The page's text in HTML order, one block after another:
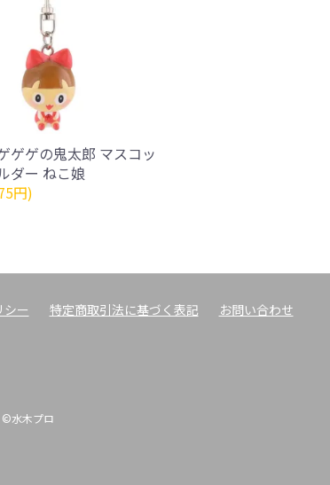
ゲゲの鬼太郎 マスコッ
ダー ねこ娘
円)
ー 特定商取引法に基づく表記 お問い合わせ
水木プロ